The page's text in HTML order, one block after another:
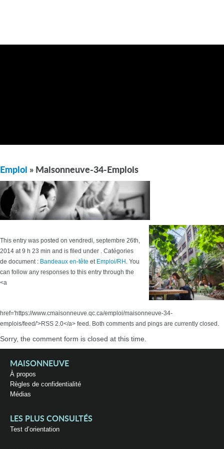
Emploi » Maisonneuve-34-Emplois
This entry was posted on vendredi, septembre 26th,
2014 at 9 h 23 min and is filed under . Catégories
de document : Bandeaux en-tête et Emploi/RH . You
can follow any responses to this entry through the
<a
href='https://www.cmaisonneuve.qc.ca/emploi/maisonneuve-34-
emplois/feed/'>RSS 2.0</a> feed. Both comments and pings are currently closed.
Sorry, the comment form is closed at this time.
MAISONNEUVE
À propos
Règles de confidentialité
Médias
LES PLUS CONSULTÉS
Test d’orientation